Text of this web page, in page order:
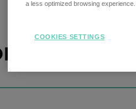
a less optimized browsing
COOKIES SETTINGS